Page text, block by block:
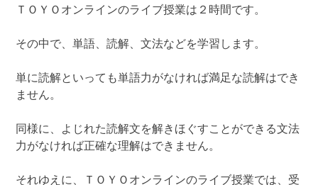
ＴＯＹＯオンラインのライブ授業は２時間です。
その中で、単語、読解、文法などを学習します。
単に読解といっても単語力がなければ満足な読解はでき
ません。
同様に、よじれた読解文を解きほぐすことができる文法
力がなければ正確な理解はできません。
それゆえに、ＴＯＹＯオンラインのライブ授業では、受